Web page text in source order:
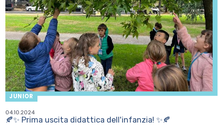
JUNIOR
04.10.2024
🍂✨ Prima uscita didattica dell'infanzia! ✨🍂